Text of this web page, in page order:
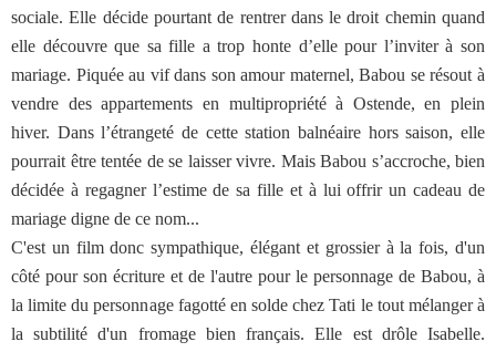
sociale. Elle décide pourtant de rentrer dans le droit chemin quand
elle découvre que sa fille a trop honte d’elle pour l’inviter à son
mariage. Piquée au vif dans son amour maternel, Babou se résout à
vendre des appartements en multipropriété à Ostende, en plein
hiver. Dans l’étrangeté de cette station balnéaire hors saison, elle
pourrait être tentée de se laisser vivre. Mais Babou s’accroche, bien
décidée à regagner l’estime de sa fille et à lui offrir un cadeau de
mariage digne de ce nom...
C'est un film donc sympathique, élégant et grossier à la fois, d'un
côté pour son écriture et de l'autre pour le personnage de Babou, à
la limite du personnage fagotté en solde chez Tati le tout mélanger à
la subtilité d'un fromage bien français. Elle est drôle Isabelle.